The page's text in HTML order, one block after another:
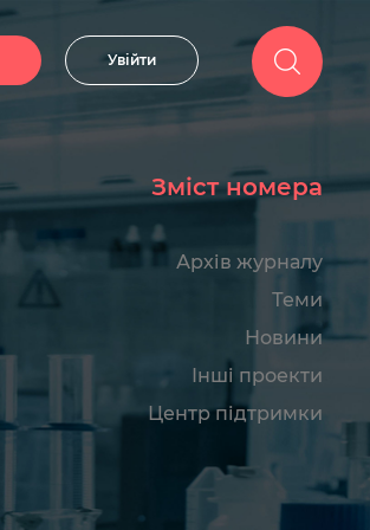
Увійти
Зміст номера
Архів журналу
Теми
Новини
Інші проекти
Центр підтримки